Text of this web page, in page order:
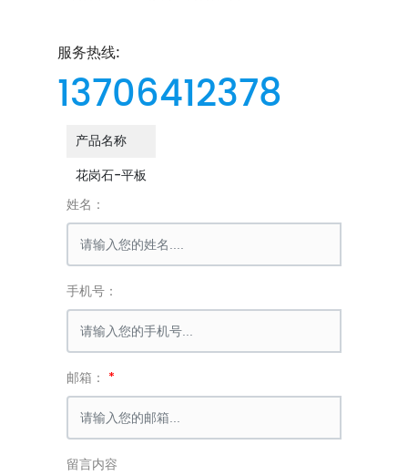
服务热线:
13706412378
产品名称
花岗石-平板
姓名：
手机号：
邮箱：
留言内容